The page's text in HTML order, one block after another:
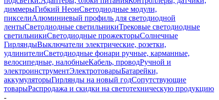
диммерыГибкий НеонСветодиодные модули,
пикселиАлюминиевый профиль для светодиодной
лентыСветодиодные светильникиТрековые светодиодные
светильникиСветодиодные прожекторыСолнечные
ГирляндыВыключатели электрические, розетки,
удлинителиСветодиодные фонари ручные, карманные,
велосипедные, налобныеКабель, проводРучной и
электроинструментЭлектротоварыБатарейки,
аккумуляторыГирлянды на новый годСопутствующие
товарыРаспродажа и скидки на светотехническую продукцию
-